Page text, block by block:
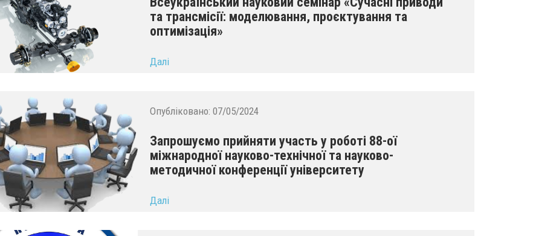
та трансмісії: моделювання, проєктування та
оптимізація»
Далі
Опубліковано: 07/05/2024
Запрошуємо прийняти участь у роботі 88-ої
міжнародної науково-технічної та науково-
методичної конференції університету
Далі